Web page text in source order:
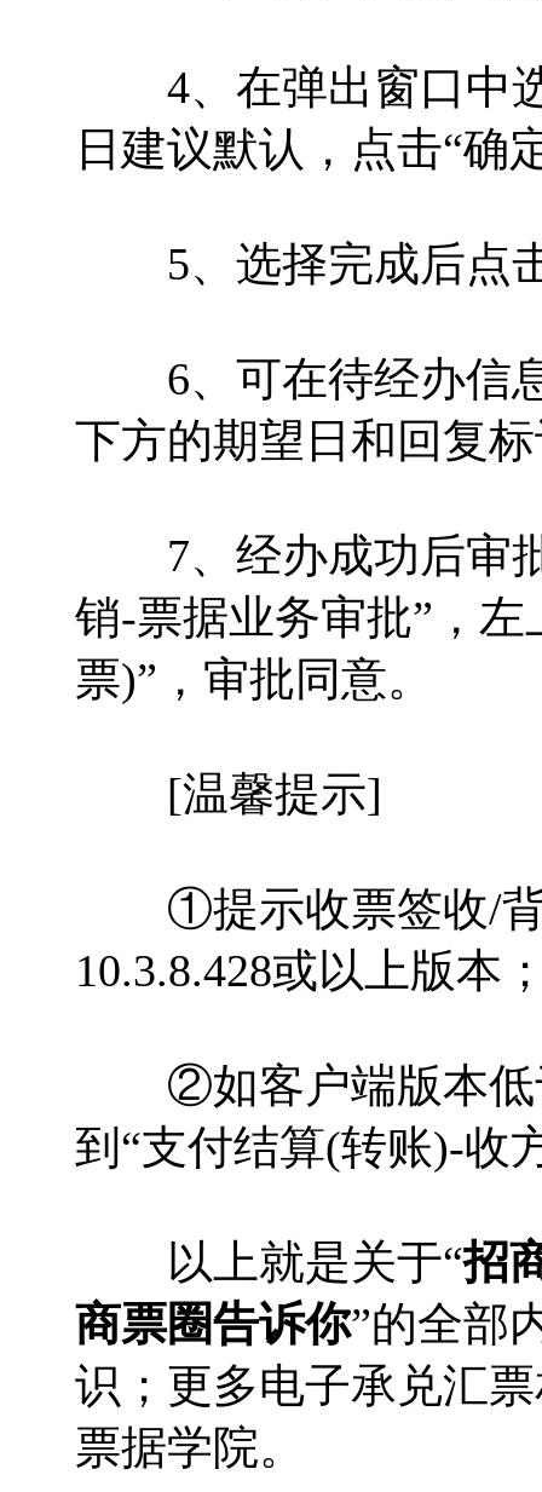
4、在弹出窗口中选
日建议默认，点击“确
5、选择完成后点击
6、可在待经办信息
下方的期望日和回复
7、经办成功后审批
销-票据业务审批”，
票)”，审批同意。
[温馨提示]
①提示收票签收/背
10.3.8.428或以上版本
②如客户端版本低于
到“支付结算(转账)-收
以上就是关于“招
商票圈告诉你”的全部
识；更多电子承兑汇
票据学院。